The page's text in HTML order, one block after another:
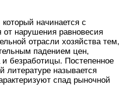
начинается с
от нарушения равновесия
отрасли хозяйства тем,
падением цен,
безработицы. Постепенное
литературе называется
спад рыночной